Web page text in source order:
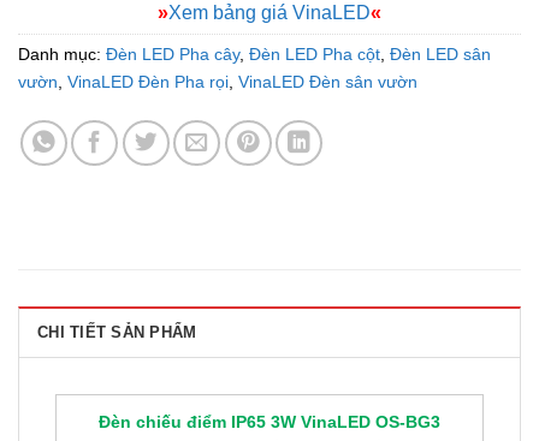
»Xem bảng giá VinaLED«
Danh mục: Đèn LED Pha cây, Đèn LED Pha cột Đèn LED sân
vườn VinaLED Đèn Pha rọi VinaLED Đèn sân vườn
CHI TIẾT SẢN PHẨM
Đèn chiếu điểm IP65 3W VinaLED OS-BG3